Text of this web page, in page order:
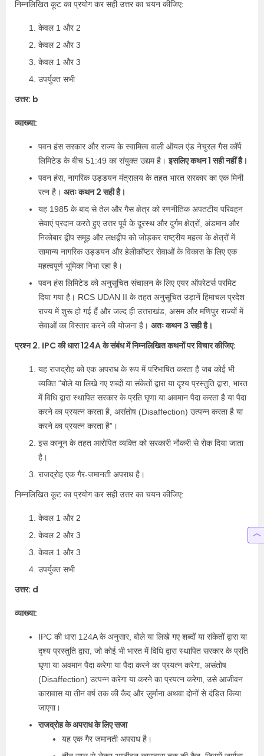
निम्नलिखित कूट का प्रयोग कर सही उत्तर का चयन कीजिए:
केवल 1 और 2
केवल 2 और 3
केवल 1 और 3
उपर्युक्त सभी
उत्तर: b
व्याख्या:
पवन हंस सरकार और राज्य के स्वामित्व वाली ऑयल एंड नेचुरल गैस कॉर्प
लिमिटेड के बीच 51:49 का संयुक्त उद्यम है।इसलिए कथन 1 सही नहीं है।
पवन हंस, नागरिक उड्डयन मंत्रालय के तहत भारत सरकार का एक मिनी
रत्न है। अतः कथन 2 सही है।
यह 1985 के बाद से तेल और गैस क्षेत्र को रणनीतिक अपतटीय परिवहन
सेवाएं प्रदान करते हुए उत्तर पूर्व के दूरस्थ और दुर्गम क्षेत्रों, अंडमान और
निकोबार द्वीप समूह और लक्षद्वीप को जोड़कर राष्ट्रीय महत्व के क्षेत्रों में
सामान्य नागरिक उड्डयन और हेलीकॉप्टर सेवाओं के विकास के लिए एक
महत्वपूर्ण भूमिका निभा रहा है।
पवन हंस लिमिटेड को अनुसूचित संचालन के लिए एयर ऑपरेटर्स परमिट
दिया गया है। RCS UDAN II के तहत अनुसूचित उड़ानें हिमाचल प्रदेश
राज्य में शुरू हो गई हैं और जल्द ही उत्तराखंड, असम और मणिपुर राज्यों में
सेवाओं का विस्तार करने की योजना है। अतः कथन 3 सही है।
प्रश्न 2. IPC की धारा 124A के संबंध में निम्नलिखित कथनों पर विचार कीजिए:
यह राजद्रोह को एक अपराध के रूप में परिभाषित करता है जब कोई भी
व्यक्ति “बोले या लिखे गए शब्दों या संकेतों द्वारा या दृश्य प्रस्तुति द्वारा, भारत
में विधि द्वारा स्थापित सरकार के प्रति घृणा या अवमान पैदा करता है या पैदा
करने का प्रयत्न करता है, असंतोष (Disaffection) उत्पन्न करता है या
करने का प्रयत्न करता है”।
इस कानून के तहत आरोपित व्यक्ति को सरकारी नौकरी से रोक दिया जाता
है।
राजद्रोह एक गैर-जमानती अपराध है।
निम्नलिखित कूट का प्रयोग कर सही उत्तर का चयन कीजिए:
केवल 1 और 2
केवल 2 और 3
केवल 1 और 3
उपर्युक्त सभी
उत्तर: d
व्याख्या:
IPC की धारा 124A के अनुसार, बोले या लिखे गए शब्दों या संकेतों द्वारा या
दृश्य प्रस्तुति द्वारा, जो कोई भी भारत में विधि द्वारा स्थापित सरकार के प्रति
घृणा या अवमान पैदा करेगा या पैदा करने का प्रयत्न करेगा, असंतोष
(Disaffection) उत्पन्न करेगा या करने का प्रयत्न करेगा, उसे आजीवन
कारावास या तीन वर्ष तक की कैद और ज़ुर्माना अथवा दोनों से दंडित किया
जाएगा।
राजद्रोह के अपराध के लिए सजा
यह एक गैर जमानती अपराध है।